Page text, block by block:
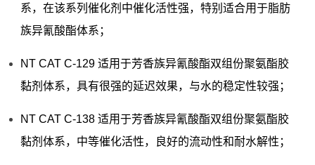
系，在该系列催化剂中催化活性强，特别适合用于脂肪
族异氰酸酯体系；
NT CAT C-129 适用于芳香族异氰酸酯双组份聚氨酯胶
黏剂体系，具有很强的延迟效果，与水的稳定性较强；
NT CAT C-138 适用于芳香族异氰酸酯双组份聚氨酯胶
黏剂体系，中等催化活性，良好的流动性和耐水解性；